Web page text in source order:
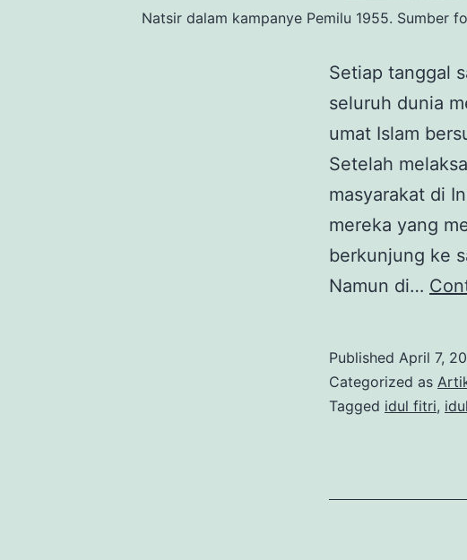
Natsir dalam kampanye Pemilu 1955. Sumber
Setiap tanggal
seluruh dunia
umat Islam
Setelah
masyarakat di
mereka yang
berkunjung ke
Namun di…
Published April 7,
Categorized as
Tagged idul fitri,